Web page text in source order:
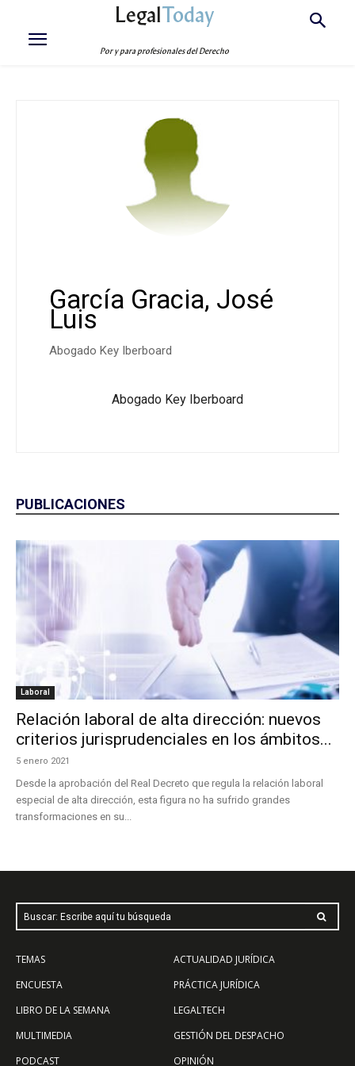
LegalToday
Por y para profesionales del Derecho
García Gracia, José
Luis
Abogado Key Iberboard
Abogado Key Iberboard
PUBLICACIONES
Laboral
Relación laboral de alta dirección: nuevos
criterios jurisprudenciales en los ámbitos...
5 enero 2021
Desde la aprobación del Real Decreto que regula la relación laboral
especial de alta dirección, esta figura no ha sufrido grandes
transformaciones en su...
Buscar: Escribe aquí tu búsqueda
TEMAS
ENCUESTA
LIBRO DE LA SEMANA
MULTIMEDIA
PODCAST
ACTUALIDAD JURÍDICA
PRÁCTICA JURÍDICA
LEGALTECH
GESTIÓN DEL DESPACHO
OPINIÓN